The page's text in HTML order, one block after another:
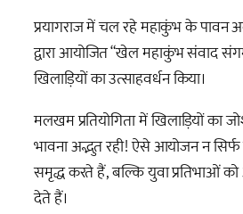
प्रयागराज में चल रहे महाकुंभ के पावन
द्वारा आयोजित “खेल महाकुंभ संवाद
खिलाड़ियों का उत्साहवर्धन किया।
मलखम प्रतियोगिता में खिलाड़ियों
भावना अद्भुत रही! ऐसे आयोजन न
समृद्ध करते हैं, बल्कि युवा प्रतिभाओं
देते हैं।